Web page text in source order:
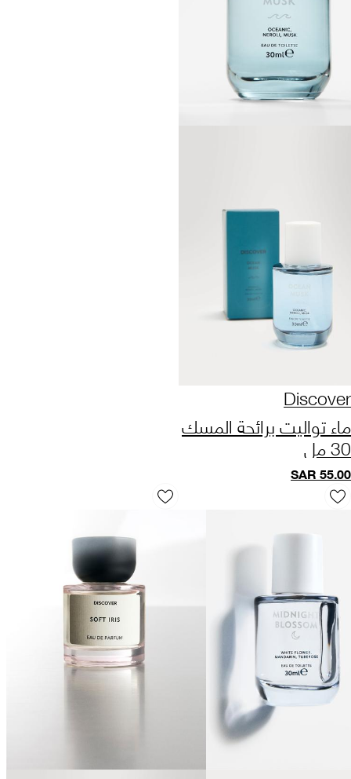
Discover
ماء تواليت برائحة المسك
30 مل
SAR55.00